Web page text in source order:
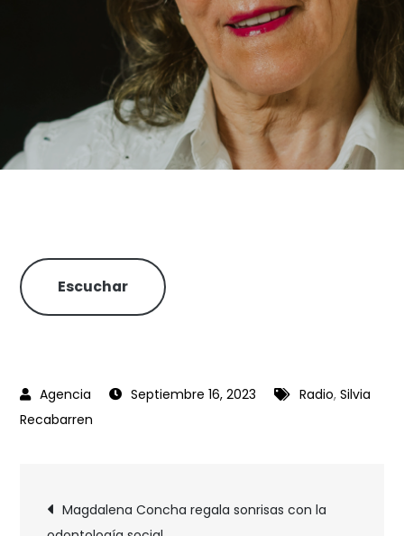
Escuchar
Septiembre 16, 2023 Radio,Silvia
Recabarren
Magdalena Concha regala sonrisas con la